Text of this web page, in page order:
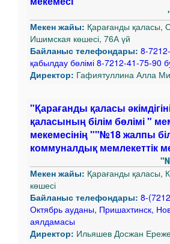
Мекен жайы: Қарағанды қаласы,
Ишимская көшесі, 76А үй
Байланыс телефондары: 8-
қабылдау бөлімі 8-7212-41-75-90
Директор: Гафиятуллина Алла
"Қарағанды қаласы
қаласының білім бөлімі "
мекемесінің ""№18 жалпы
коммуналдық мемлекеттік
Мекен жайы: Қарағанды қаласы,
көшесі
Байланыс телефондары: 8-
Октябрь ауданы, Пришахтинск,
аялдамасы
Директор: Ильяшев Досжан